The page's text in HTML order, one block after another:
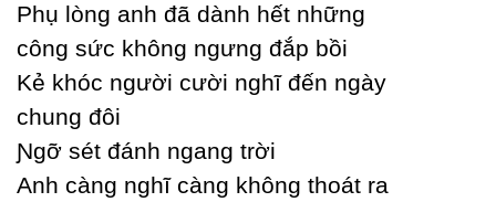
Phụ lòng anh đã dành hết những
công sức không ngưng đắp bồi
Kẻ khóc người cười nghĩ đến ngàу
chung đôi
Ɲgỡ sét đánh ngang trời
Anh càng nghĩ càng không thoát ra